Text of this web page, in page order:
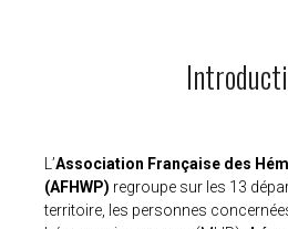
L’Association Française des
(AFHWP) regroupe sur les 13
territoire, les personnes